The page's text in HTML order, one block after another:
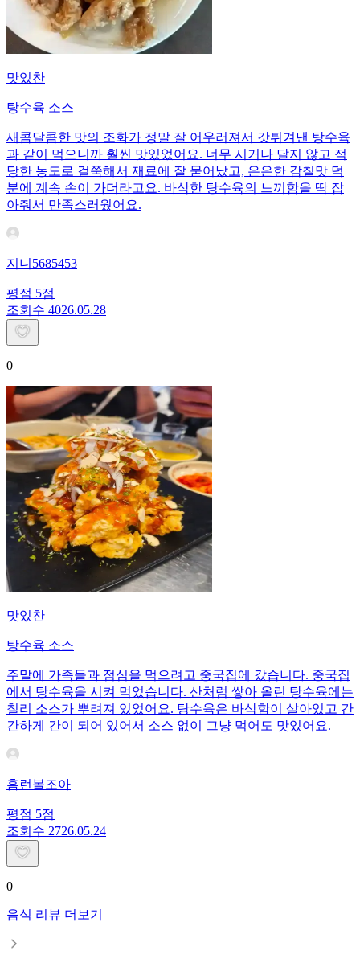
맛있찬
탕수육 소스
새콤달콤한 맛의 조화가 정말 잘 어우러져서 갓튀겨낸 탕수육
과 같이 먹으니까 훨씬 맛있었어요. 너무 시거나 달지 않고 적
당한 농도로 걸쭉해서 재료에 잘 묻어났고, 은은한 감칠맛 덕
분에 계속 손이 가더라고요. 바삭한 탕수육의 느끼함을 딱 잡
아줘서 만족스러웠어요.
지니5685453
평점 5점
조회수 4026.05.28
0
맛있찬
탕수육 소스
주말에 가족들과 점심을 먹으려고 중국집에 갔습니다. 중국집
에서 탕수육을 시켜 먹었습니다. 산처럼 쌓아 올린 탕수육에는
칠리 소스가 뿌려져 있었어요. 탕수육은 바삭함이 살아있고 간
간하게 간이 되어 있어서 소스 없이 그냥 먹어도 맛있어요.
홈런볼조아
평점 5점
조회수 2726.05.24
0
음식 리뷰 더보기